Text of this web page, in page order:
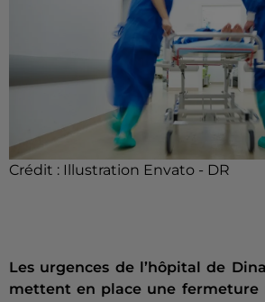
Crédit : Illustration Envato - DR
Les urgences de l’hôpital de
mettent en place une